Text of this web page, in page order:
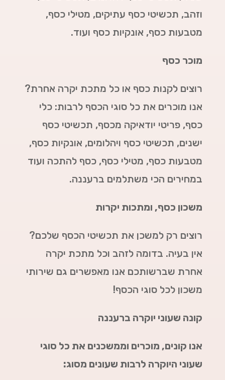
וזהב, תכשיטי כסף עתיקים, מטילי כסף,
מטבעות כסף, אונקיות כסף ועוד.
מוכר כסף
רוצים לקנות כסף או כל מתכת יקרה אחרת?
אנו מוכרים את כל סוגי הכסף לרבות: כלי
כסף, פריטי יודאיקה מכסף, תכשיטי כסף
ישנים, תכשיטי כסף ויהלומים, אונקיות כסף,
מטבעות כסף, מטילי כסף, כסף להתכה ועוד
במחירים הכי משתלמים ברעננה.
משכון כסף, ומתכות יקרות
רוצים רק למשכן את תכשיטי הכסף שלכם?
אין בעיה. בדומה לזהב וכל מתכת יקרה
אחרת שברשותכם אנו מאפשרים גם שירותי
משכון לכל סוגי הכסף!
קונה שעוני יוקרה ברעננה
אנו קונים, מוכרים וממשכנים את כל סוגי
שעוני היוקרה לרבות שעונים מסוג: